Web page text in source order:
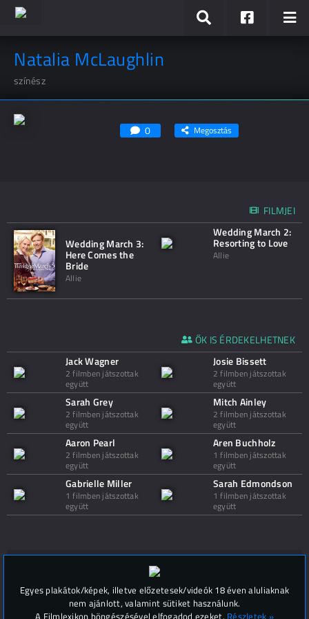
Natalia McLaughlin
színész
0 Megosztás
FILMJEI
Wedding March 3:
Here Comes the
Bride
Allie
Wedding March 2:
Resorting to Love
Allie
ŐK IS ÉRDEKELHETNEK
Jack Wagner
2 filmben játszottak
együtt
Josie Bissett
2 filmben játszottak
együtt
Sarah Grey
2 filmben játszottak
együtt
Mitch Ainley
2 filmben játszottak
együtt
Aaron Pearl
2 filmben játszottak
együtt
Aren Buchholz
1 filmben játszottak
együtt
Gabrielle Miller
1 filmben játszottak
együtt
Sarah Edmondson
1 filmben játszottak
együtt
Hozzászólások (
Egyes plakátok/képek, illetve előzetesek/videók 18 éven aluliaknak
nem ajánlott, valamint sütiket használunk.
A Filmlexikon böngészésével elfogadod ezeket. Részletek »